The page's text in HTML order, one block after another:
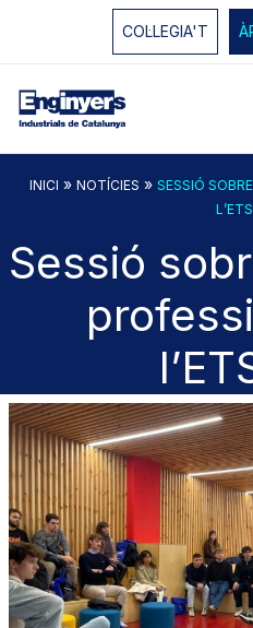
COL·LEGIA'T
INICI » NOTÍCIES » SESSIÓ
Sessió